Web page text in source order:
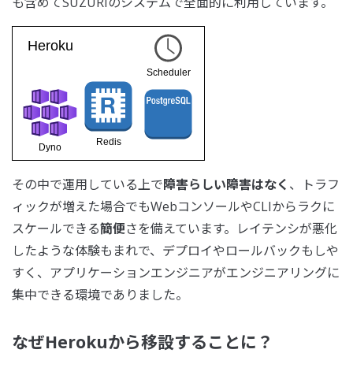
その中で運用している上で障害らしい障害はなく 、トラフ
ィックが増えた場合でもWebコンソールやCLIからラクに
スケールできる簡便さを備えています。レイテンシが悪化
したような体験もまれで、デプロイやロールバックもしや
すく、アプリケーションエンジニアがエンジニアリングに
集中できる環境でありました。
なぜHerokuから移設することに？